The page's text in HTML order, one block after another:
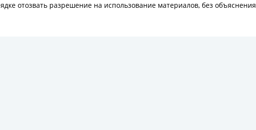
отозвать разрешение на использование материалов, без объяснения